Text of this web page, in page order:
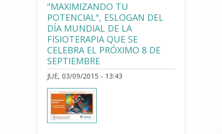
COLABORACIÓN
"MAXIMIZANDO TU
POTENCIAL", ESLOGAN DEL
DÍA MUNDIAL DE LA
FISIOTERAPIA QUE SE
CELEBRA EL PRÓXIMO 8 DE
SEPTIEMBRE
JUE, 03/09/2015 - 13:43